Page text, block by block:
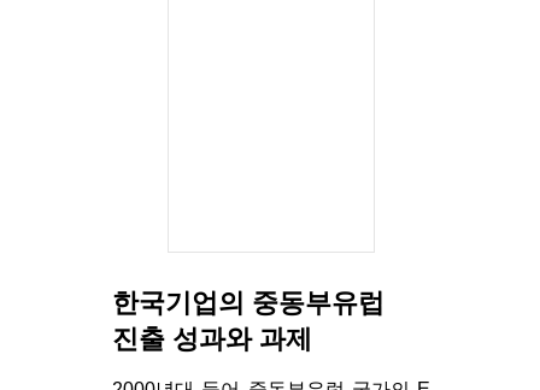
한국기업의 중동부유럽
진출 성과와 과제